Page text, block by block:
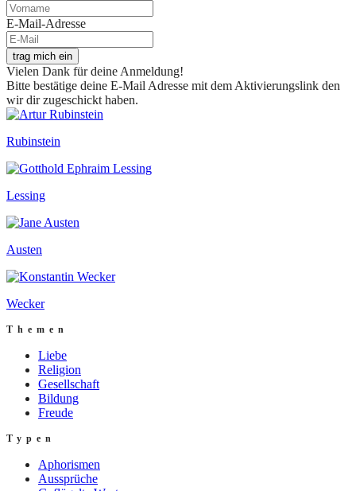
E-Mail-Adresse
trag mich ein
Vielen Dank für deine Anmeldung!
Bitte bestätige deine E-Mail Adresse mit dem Aktivierungslink den
wir dir zugeschickt haben.
Rubinstein
Lessing
Austen
Wecker
Themen
Liebe
Religion
Gesellschaft
Bildung
Freude
Typen
Aphorismen
Aussprüche